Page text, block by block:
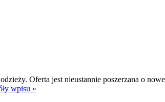
Oferta jest nieustannie poszerzana o
wpisu »